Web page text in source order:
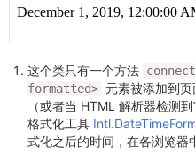
这个类只有一个方法
formatted> 元素被添加到
（或者当 HTML 解析器检测
格式化工具
式化之后的时间，在各浏览器